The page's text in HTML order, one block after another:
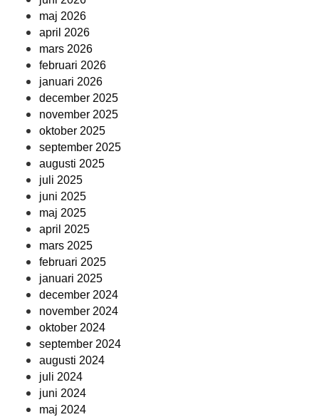
maj 2026
april 2026
mars 2026
februari 2026
januari 2026
december 2025
november 2025
oktober 2025
september 2025
augusti 2025
juli 2025
juni 2025
maj 2025
april 2025
mars 2025
februari 2025
januari 2025
december 2024
november 2024
oktober 2024
september 2024
augusti 2024
juli 2024
juni 2024
maj 2024